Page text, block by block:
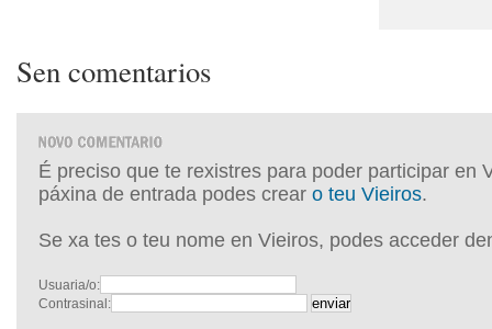
Sen comentarios
É preciso que te rexistres para poder participar en
páxina de entrada podes crear o teu Vieiros.
Se xa tes o teu nome en Vieiros, podes acceder
Usuaria/o:
Contrasinal: